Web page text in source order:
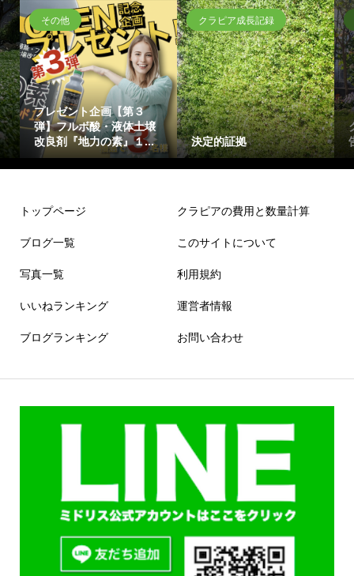
その他
プレゼント企画【第３
弾】フルボ酸・液体土壌
改良剤『地力の素』１...
クラピア成長記録
決定的証拠
トップページ
ブログ一覧
写真一覧
いいねランキング
ブログランキング
クラピアの費用と数量計算
このサイトについて
利用規約
運営者情報
お問い合わせ